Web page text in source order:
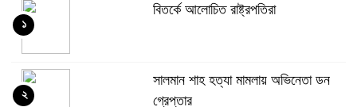
বিতর্কে আলোচিত রাষ্ট্রপতিরা
১
সালমান শাহ হত্যা মামলায় অভিনেতা ডন
গ্রেপ্তার
২